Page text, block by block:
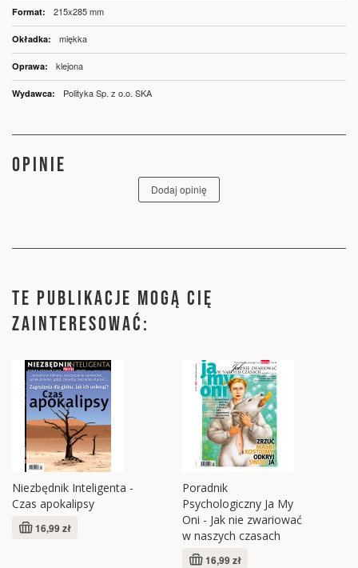
215x285 mm
miękka
klejona
Polityka Sp. z o.o. SKA
OPINIE
Dodaj opinię
TE PUBLIKACJE MOGĄ CIĘ
ZAINTERESOWAĆ:
Niezbędnik Inteligenta -
Czas apokalipsy
16,99 zł
Poradnik
Psychologiczny Ja My
Oni - Jak nie zwariować
w naszych czasach
16,99 zł